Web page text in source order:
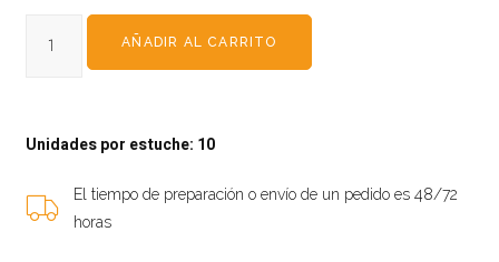
AÑADIR AL CARRITO
Unidades por estuche: 10
El tiempo de preparación o envío de un pedido es 48/72
horas